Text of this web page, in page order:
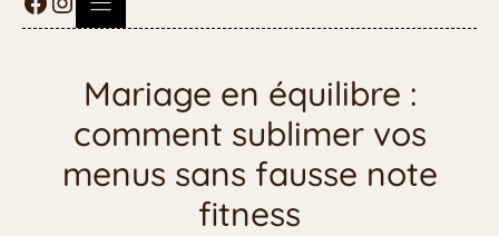
Mariage en équilibre :
comment sublimer vos
menus sans fausse note
fitness